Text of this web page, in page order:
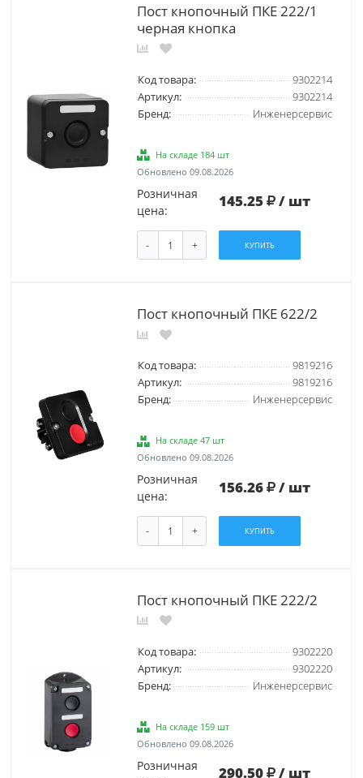
Пост кнопочный ПКЕ 222/1
черная кнопка
Код товара:
9302214
Артикул:
9302214
Бренд:
Инженерсервис
На складе 184 шт
Обновлено 09.08.2026
Розничная
цена:
145.25 / шт
- + КУПИТЬ
Пост кнопочный ПКЕ 622/2
Код товара:
9819216
Артикул:
9819216
Бренд:
Инженерсервис
На складе 47 шт
Обновлено 09.08.2026
Розничная
цена:
156.26 / шт
- + КУПИТЬ
Пост кнопочный ПКЕ 222/2
Код товара:
9302220
Артикул:
9302220
Бренд:
Инженерсервис
На складе 159 шт
Обновлено 09.08.2026
Розничная
290.50 / шт